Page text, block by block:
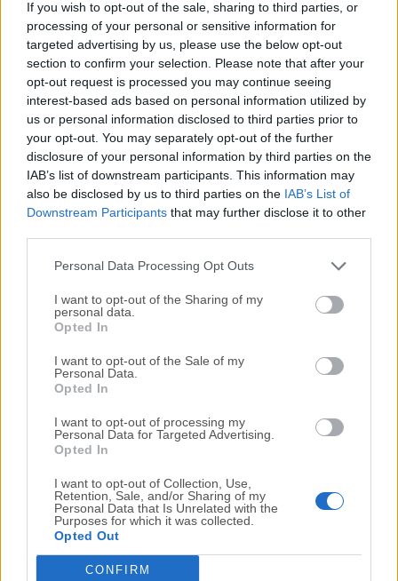
If you wish to opt-out of the sale, sharing to third parties, or
processing of your personal or sensitive information for
targeted advertising by us, please use the below opt-out
section to confirm your selection. Please note that after your
opt-out request is processed you may continue seeing
interest-based ads based on personal information utilized by
us or personal information disclosed to third parties prior to
your opt-out. You may separately opt-out of the further
disclosure of your personal information by third parties on the
IAB’s list of downstream participants. This information may
also be disclosed by us to third parties on the IAB’s List of
Downstream Participants that may further disclose it to other
Personal Data Processing Opt Outs
I want to opt-out of the Sharing of my
personal data.
Opted In
I want to opt-out of the Sale of my
Personal Data.
Opted In
I want to opt-out of processing my
Personal Data for Targeted Advertising.
Opted In
I want to opt-out of Collection, Use,
Retention, Sale, and/or Sharing of my
Personal Data that Is Unrelated with the
Purposes for which it was collected.
Opted Out
CONFIRM
le ahorra tiempo y pulsaciones de teclas, expandiendo
atajos de teclado personalizados en texto e imágenes de
uso frecuente.Imagine no volver a escribir la misma
dirección de correo electrónico, un fragmento de código, un
mensaje de marca, indicaciones o datos más de una vez.
Guárdelos en un fragmento—un atajo de teclado que usted
crea.Úselos para usted, compártalos con su equipo,
actualícelos en todos sus dispositivos. TextExpander para
macOS le lleva más allá del ahorro de tiempo. Imagine una
herramienta que es un placer usar, a la vez que le hace más